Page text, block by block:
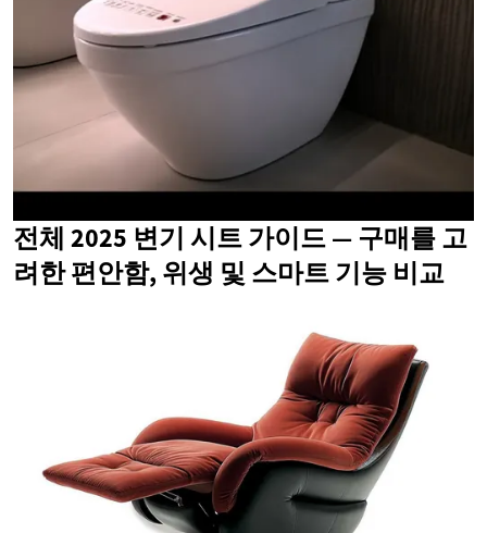
전체 2025 변기 시트 가이드 — 구매를 고
려한 편안함, 위생 및 스마트 기능 비교